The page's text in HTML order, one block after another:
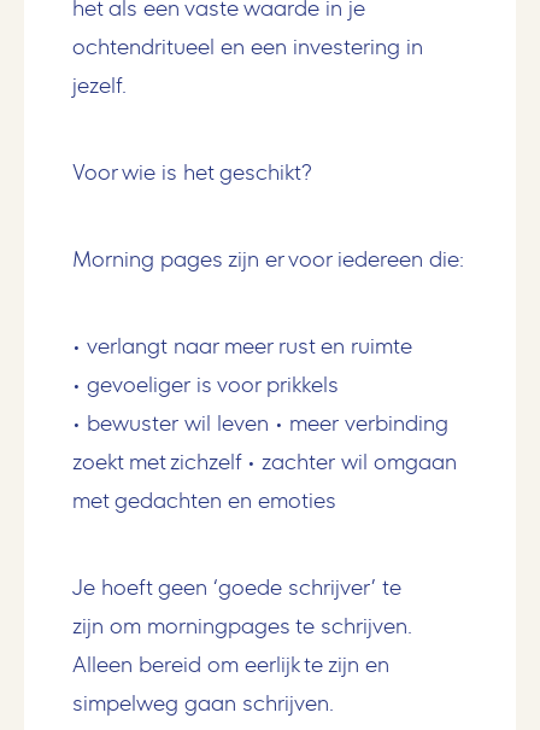
het als een vaste waarde in je
ochtendritueel en een investering in
jezelf.
Voor wie is het geschikt?
Morning pages zijn er voor iedereen die:
• verlangt naar meer rust en ruimte
• gevoeliger is voor prikkels
• bewuster wil leven • meer verbinding
zoekt met zichzelf • zachter wil omgaan
met gedachten en emoties
Je hoeft geen ‘goede schrijver’ te
zijn om morningpages te schrijven.
Alleen bereid om eerlijk te zijn en
simpelweg gaan schrijven.